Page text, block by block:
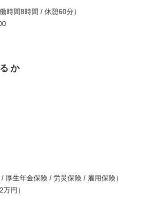
時間8時間 / 休憩60分）
か
生年金保険 / 労災保険 / 雇用保険）
円）